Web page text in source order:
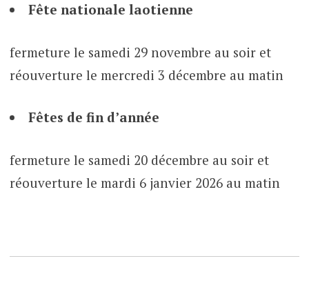
Fête nationale laotienne
fermeture le samedi 29 novembre au soir et
réouverture le mercredi 3 décembre au matin
Fêtes de fin d’année
fermeture le samedi 20 décembre au soir et
réouverture le mardi 6 janvier 2026 au matin